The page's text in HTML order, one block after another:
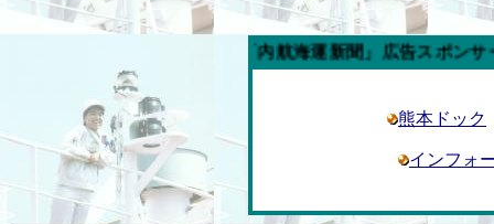
今週の「内航海運新聞」広告スポンサー企業
熊本ドック
インフォ